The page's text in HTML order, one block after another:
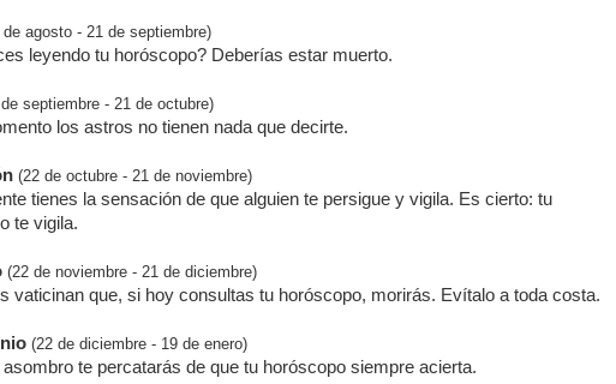
de agosto - 21 de septiembre)
leyendo tu horóscopo? Deberías estar muerto.
septiembre - 21 de octubre)
los astros no tienen nada que decirte.
(22 de octubre - 21 de noviembre)
tienes la sensación de que alguien te persigue y vigila. Es cierto: tu
te vigila.
(22 de noviembre - 21 de diciembre)
vaticinan que, si hoy consultas tu horóscopo, morirás. Evítalo a toda costa.
(22 de diciembre - 19 de enero)
te percatarás de que tu horóscopo siempre acierta.